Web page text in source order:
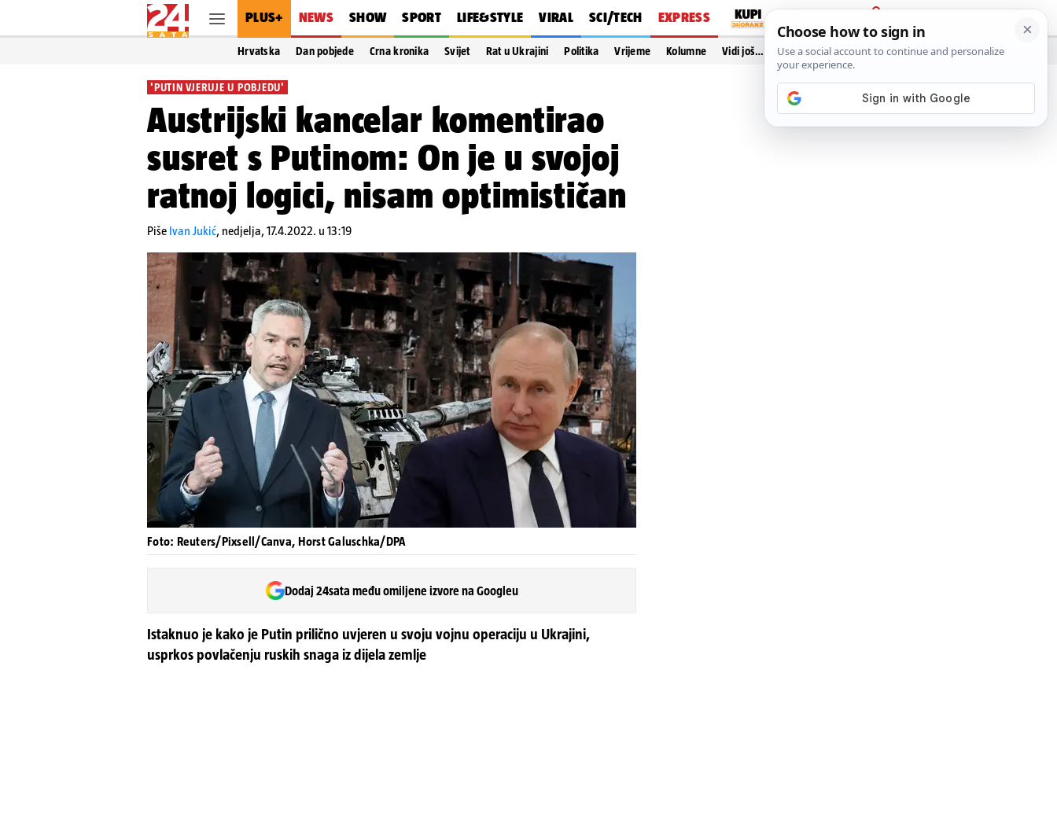
PLUS+ NEWS SHOW SPORT LIFE&STYLE VIRAL SCI/TECH EXPRESS
PRIJAVA
Hrvatska Dan pobjede Crna kronika Svijet Rat u Ukrajini Politika Vrijeme Kolumne Vidi još…
'PUTIN VJERUJE U POBJEDU'
Austrijski kancelar komentirao
susret s Putinom: On je u svojoj
ratnoj logici, nisam optimističan
Piše Ivan Jukić, nedjelja, 17.4.2022. u 13:19
Foto: Reuters/Pixsell/Canva, Horst Galuschka/DPA
Dodaj 24sata među omiljene izvore na Googleu
Istaknuo je kako je Putin prilično uvjeren u svoju vojnu operaciju u Ukrajini,
usprkos povlačenju ruskih snaga iz dijela zemlje